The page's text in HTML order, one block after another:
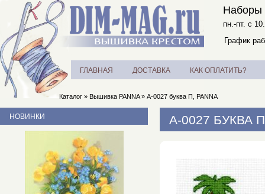
Наборы
пн.-пт. с
График
ГЛАВНАЯ ДОСТАВКА КАК ОПЛАТИТЬ?
Каталог » Вышивка PANNA» А-0027 буква П, PANNA
А-0027 БУКВА
НОВИНКИ